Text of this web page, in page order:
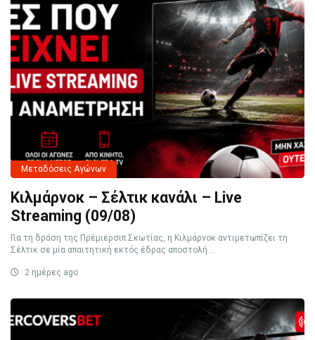
Μεταδόσεις Αγώνων
Κιλμάρνοκ – Σέλτικ κανάλι – Live
Streaming (09/08)
Για τη δράση της Πρέμιερσιπ Σκωτίας, η Κιλμάρνοκ αντιμετωπίζει τη
Σέλτικ σε μία απαιτητική εκτός έδρας αποστολή ...
2 ημέρες ago